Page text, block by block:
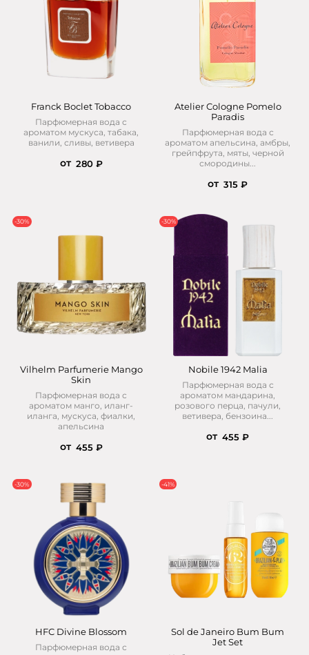
Franck Boclet Tobacco
Парфюмерная вода с
ароматом мускуса, табака,
ванили, сливы, ветивера
от 280 ₽
Atelier Cologne Pomelo
Paradis
Парфюмерная вода с
ароматом апельсина, амбры,
грейпфрута, мяты, черной
смородины...
от 315 ₽
-30%
Vilhelm Parfumerie Mango
Skin
Парфюмерная вода с
ароматом манго, иланг-
иланга, мускуса, фиалки,
апельсина
от 455 ₽
-30%
Nobile 1942 Malia
Парфюмерная вода с
ароматом мандарина,
розового перца, пачули,
ветивера, бензоина...
от 455 ₽
-30%
HFC Divine Blossom
Парфюмерная вода с
-41%
Sol de Janeiro Bum Bum
Jet Set